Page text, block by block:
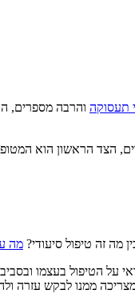
תעסוקה והרבה מספרים,
הצד הראשון הוא
מה זה טיפול סיעודי? מה
הטיפול בעצמו
ממנו לבקש עזרה